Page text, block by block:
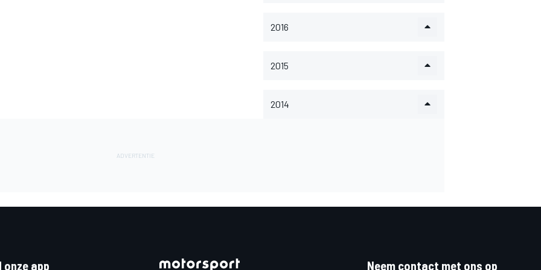
2016
2015
2014
onze app Neem contact met ons op